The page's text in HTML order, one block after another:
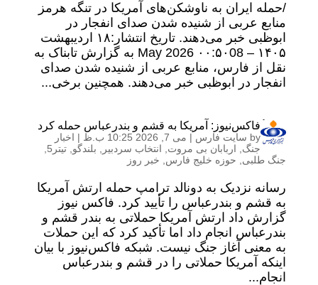
/حمله ایران به ناوشکن‌های آمریکا در تنگه هرمز
منابع عربی از شنیده شدن صدای انفجار در
ابوظبی خبر می‌دهند. تاریخ انتشار:۱۸ ارديبهشت
۱۴۰۵ – ۰۰:۵۰08 May 2026 به گزارش تابناک به
نقل از فارس، منابع عربی از شنیده شدن صدای
انفجار در ابوظبی خبر می‌دهند. همچنین برخی...
ُفاکس‌نیوز: آمریکا به قشم و بندرعباس حمله کرد
by سایت فارس | می 7, 2026 10:25 ب.ظ | اخبار
جنگ
اربابان بی مروت انتخاب سردبیر بلندگو تیتر5
جنگ طلبی
حوزه خلیج فارس خبر روز
رسانه نزدیک به دونالد ترامپ حمله ارتش آمریکا
به قشم و بندرعباس را تأیید کرد. فاکس نیوز
گزارش داد ارتش آمریکا حملاتی به بندر قشم و
بندرعباس انجام داد اما تأکید کرد که این حملات
به معنی آغاز جنگ نیست. شبکه فاکس‌نیوز با بیان
اینکه آمریکا حملاتی را در قشم و بندرعباس
انجام...